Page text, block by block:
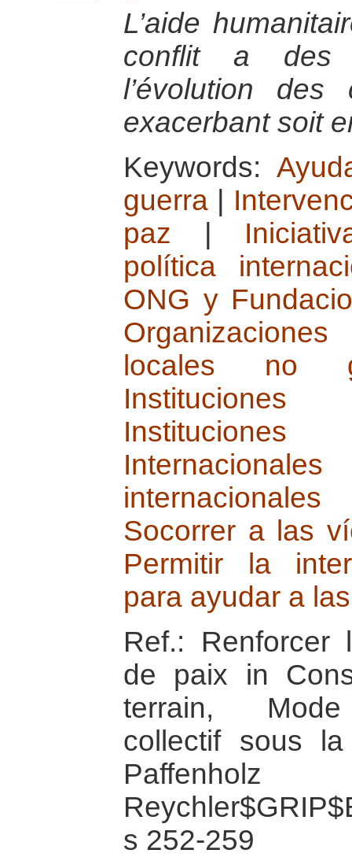
L’aide
conflit a des
l’évolution
exacerbant soit
Keywords:
guerra
paz
política
ONG y
locales no
Instituciones
Internacionales
Socorrer a las
Permitir la
para ayudar a
Ref.: Renforcer
de paix in
terrain, Mode
collectif sous
s 252-259